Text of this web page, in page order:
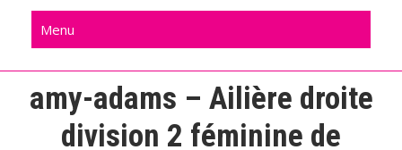
Menu
amy-adams – Ailière droite
division 2 féminine de